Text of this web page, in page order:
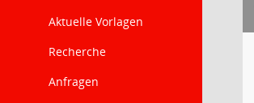
Aktuelle Vorlagen
Recherche
Anfragen